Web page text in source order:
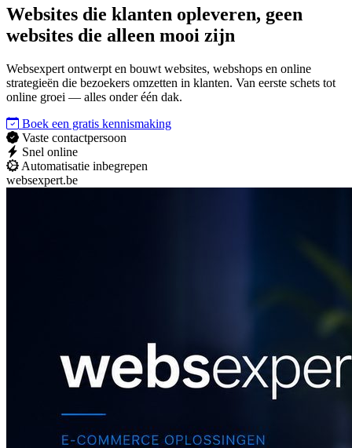
Websites die klanten opleveren, geen
websites die alleen mooi zijn
Websexpert ontwerpt en bouwt websites, webshops en online
strategieën die bezoekers omzetten in klanten. Van eerste schets tot
online groei — alles onder één dak.
Boek een gratis kennismaking
Vaste contactpersoon
Snel online
Automatisatie inbegrepen
websexpert.be